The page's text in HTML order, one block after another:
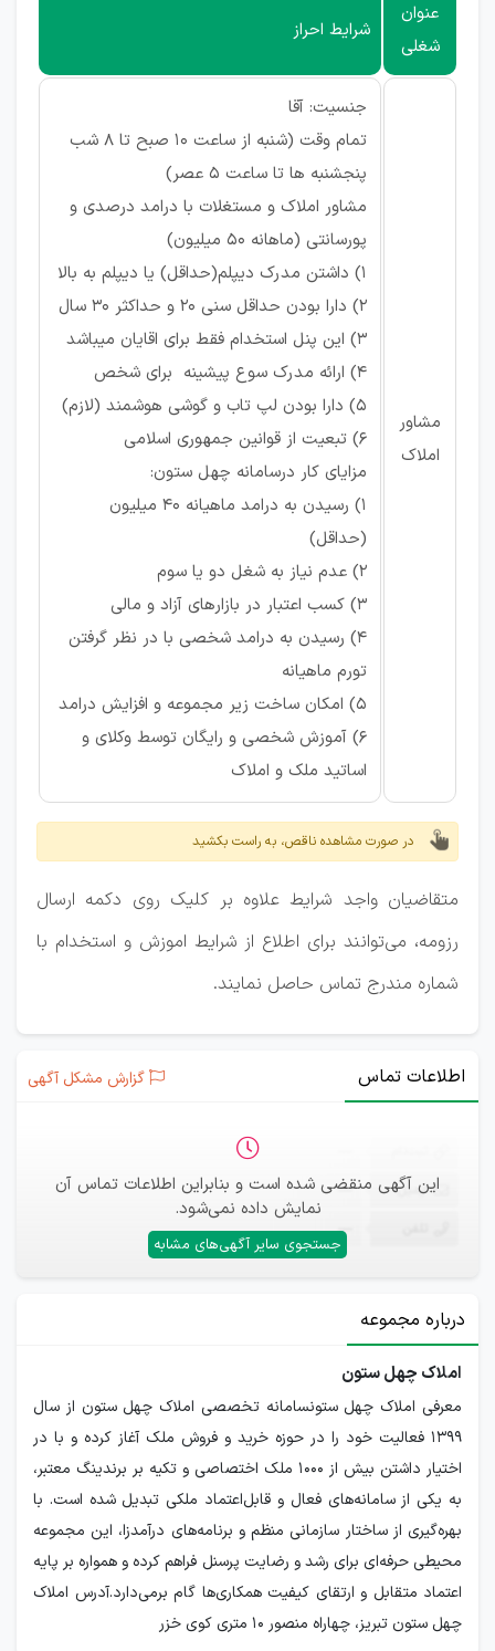
عنوان
شغلی
شرایط احراز
مشاور
املاک
جنسیت: آقا
تمام وقت (شنبه از ساعت 10 صبح تا 8 شب
پنجشنبه ها تا ساعت 5 عصر)
مشاور املاک و مستغلات با درامد درصدی و
پورسانتی (ماهانه 50 میلیون)
1) داشتن مدرک دیپلم(حداقل) یا دیپلم به بالا
2) دارا بودن حداقل سنی 20 و حداکثر 30 سال
3) این پنل استخدام فقط برای اقایان میباشد
4) ارائه مدرک سوع پیشینه برای شخص
5) دارا بودن لپ تاب و گوشی هوشمند (لازم)
6) تبعیت از قوانین جمهوری اسلامی
مزایای کار درسامانه چهل ستون:
1) رسیدن به درامد ماهیانه 40 میلیون
(حداقل)
2) عدم نیاز به شغل دو یا سوم
3) کسب اعتبار در بازارهای آزاد و مالی
4) رسیدن به درامد شخصی با در نظر گرفتن
تورم ماهیانه
5) امکان ساخت زیر مجموعه و افزایش درامد
6) آموزش شخصی و رایگان توسط وکلای و
اساتید ملک و املاک
در صورت مشاهده ناقص، به راست بکشید
متقاضیان واجد شرایط علاوه بر کلیک روی دکمه ارسال
رزومه، می‌توانند برای اطلاع از شرایط اموزش و استخدام با
شماره مندرج تماس حاصل نمایند.
اطلاعات تماس گزارش مشکل آگهی
این آگهی منقضی شده است و بنابراین اطلاعات تماس آن
نمایش داده نمی‌شود.
جستجوی سایر آگهی‌های مشابه
ایمیل —
—
درباره مجموعه
املاک چهل ستون
معرفی املاک چهل ستونسامانه تخصصی املاک چهل ستون از سال
۱۳۹۹ فعالیت خود را در حوزه خرید و فروش ملک آغاز کرده و با در
اختیار داشتن بیش از ۱۰۰۰ ملک اختصاصی و تکیه بر برندینگ معتبر،
به یکی از سامانه‌های فعال و قابل‌اعتماد ملکی تبدیل شده است. با
بهره‌گیری از ساختار سازمانی منظم و برنامه‌های درآمدزا، این مجموعه
محیطی حرفه‌ای برای رشد و رضایت پرسنل فراهم کرده و همواره بر پایه
اعتماد متقابل و ارتقای کیفیت همکاری‌ها گام برمی‌دارد.آدرس املاک
چهل ستون تبریز، چهاراه منصور 10 متری کوی خزر